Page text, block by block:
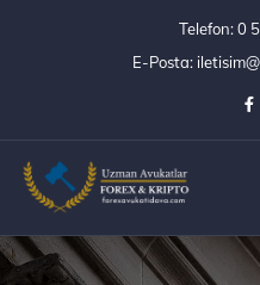
Telefon:0
E-Posta: